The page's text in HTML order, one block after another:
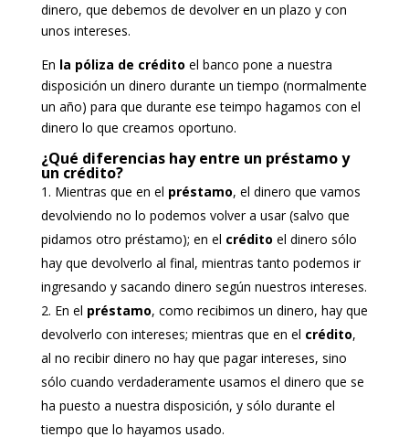
dinero, que debemos de devolver en un plazo y con
unos intereses.
En la póliza de crédito el banco pone a nuestra
disposición un dinero durante un tiempo (normalmente
un año) para que durante ese teimpo hagamos con el
dinero lo que creamos oportuno.
¿Qué diferencias hay entre un préstamo y
un crédito?
Mientras que en el préstamo, el dinero que vamos
devolviendo no lo podemos volver a usar (salvo que
pidamos otro préstamo); en el crédito el dinero sólo
hay que devolverlo al final, mientras tanto podemos ir
ingresando y sacando dinero según nuestros intereses.
En el préstamo, como recibimos un dinero, hay que
devolverlo con intereses; mientras que en el crédito,
al no recibir dinero no hay que pagar intereses, sino
sólo cuando verdaderamente usamos el dinero que se
ha puesto a nuestra disposición, y sólo durante el
tiempo que lo hayamos usado.